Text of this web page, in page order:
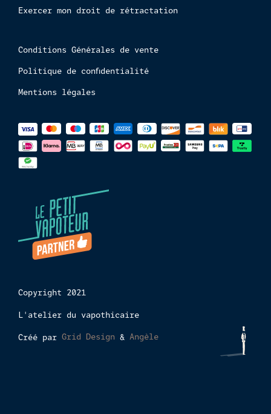
Exercer mon droit de rétractation
Conditions Générales de vente
Politique de confidentialité
Mentions légales
Méthodes
de
paiements
Copyright 2021
L'atelier du vapothicaire
Créé par Grid Design & Angèle